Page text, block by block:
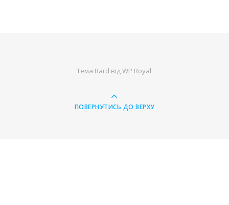
Тема Bard відWP Royal.
ПОВЕРНУТИСЬ ДО ВЕРХУ